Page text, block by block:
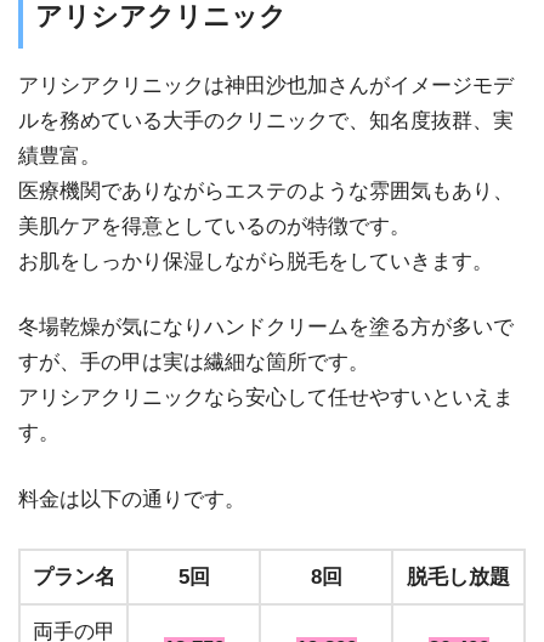
アリシアクリニック
アリシアクリニックは神田沙也加さんがイメージモデ
ルを務めている大手のクリニックで、知名度抜群、実
績豊富。
医療機関でありながらエステのような雰囲気もあり、
美肌ケアを得意としているのが特徴です。
お肌をしっかり保湿しながら脱毛をしていきます。
冬場乾燥が気になりハンドクリームを塗る方が多いで
すが、手の甲は実は繊細な箇所です。
アリシアクリニックなら安心して任せやすいといえま
す。
料金は以下の通りです。
プラン名 5回 8回 脱毛し放題
両手の甲